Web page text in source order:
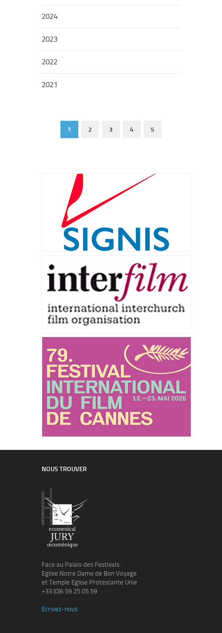
2024
2023
2022
2021
1 2 3 4 5
NOUS TROUVER
Face au Palais des Festivals :
Eglise Notre Dame de Bon Voyage
et Temple Eglise Protestante Unie
+33 (0)6 59 25 05 59
Ecrivez-nous